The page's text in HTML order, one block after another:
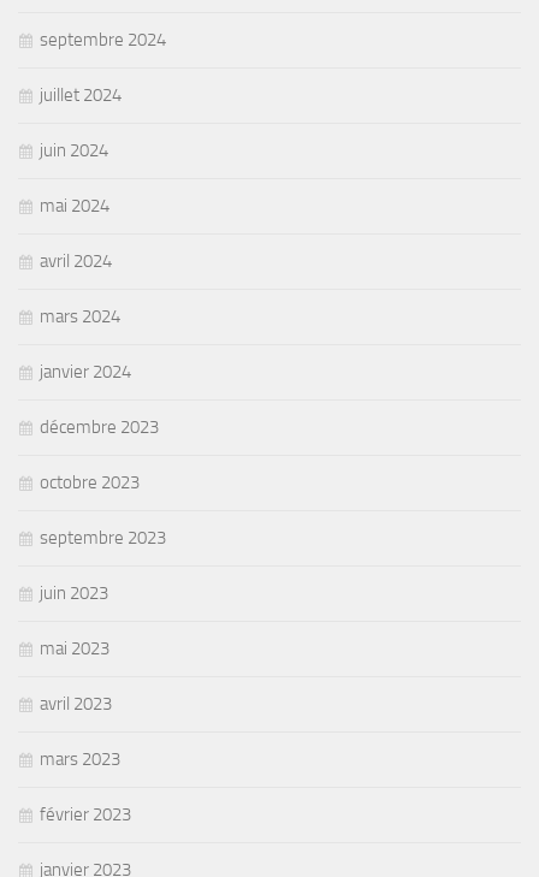
septembre 2024
juillet 2024
juin 2024
mai 2024
avril 2024
mars 2024
janvier 2024
décembre 2023
octobre 2023
septembre 2023
juin 2023
mai 2023
avril 2023
mars 2023
février 2023
janvier 2023